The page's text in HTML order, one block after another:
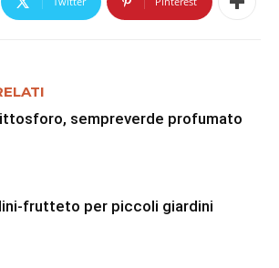
sempreverde profumato
frutteto per piccoli giardini